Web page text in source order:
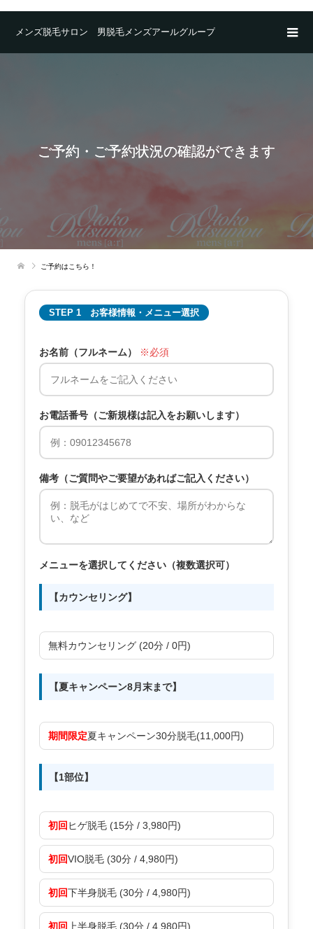
メンズ脱毛サロン 男脱毛メンズアールグループ
ご予約・ご予約状況の確認ができます
ご予約はこちら！
STEP 1 お客様情報・メニュー選択
お名前（フルネーム） ※必須
お電話番号（ご新規様は記入をお願いします）
備考（ご質問やご要望があればご記入ください）
メニューを選択してください（複数選択可）
【カウンセリング】
無料カウンセリング (20分 / 0円)
【夏キャンペーン8月末まで】
期間限定夏キャンペーン30分脱毛(11,000円)
【1部位】
初回 ヒゲ脱毛 (15分 / 3,980円)
初回VIO脱毛 (30分 / 4,980円)
初回下半身脱毛 (30分 / 4,980円)
初回 上半身脱毛 (30分 / 4,980円)